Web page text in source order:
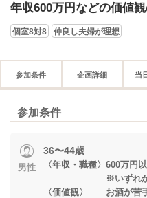
年収600万円などの価値
個室8対8 仲良し夫婦が理想
参加条件 企画詳細 当
参加条件
男性
36〜44歳
〈年収・職種〉600万円
※いずれかに当
〈価値観〉 お酒が苦